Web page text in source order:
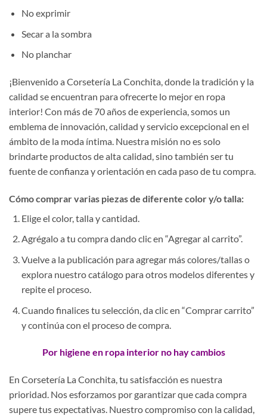
No exprimir
Secar a la sombra
No planchar
¡Bienvenido a Corsetería La Conchita, donde la tradición y la
calidad se encuentran para ofrecerte lo mejor en ropa
interior! Con más de 70 años de experiencia, somos un
emblema de innovación, calidad y servicio excepcional en el
ámbito de la moda íntima. Nuestra misión no es solo
brindarte productos de alta calidad, sino también ser tu
fuente de confianza y orientación en cada paso de tu compra.
Cómo comprar varias piezas de diferente color y/o talla:
Elige el color, talla y cantidad.
Agrégalo a tu compra dando clic en “Agregar al carrito”.
Vuelve a la publicación para agregar más colores/tallas o
explora nuestro catálogo para otros modelos diferentes y
repite el proceso.
Cuando finalices tu selección, da clic en “Comprar carrito”
y continúa con el proceso de compra.
Por higiene en ropa interior no hay cambios
En Corsetería La Conchita, tu satisfacción es nuestra
prioridad. Nos esforzamos por garantizar que cada compra
supere tus expectativas. Nuestro compromiso con la calidad,